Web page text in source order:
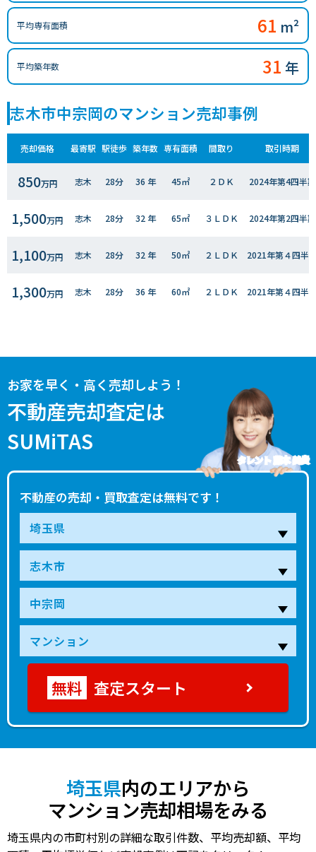
平均専有面積 61 m²
平均築年数 31 年
志木市中宗岡のマンション売却事例
売却価格 最寄駅 駅徒歩 築年数 専有面積 間取り 取引時期
850万円 志木 28分 36 年 45㎡ ２ＤＫ 2024年第4四半期
1,500万円 志木 28分 32 年 65㎡ ３ＬＤＫ 2024年第2四半期
1,100万円 志木 28分 32 年 50㎡ ２ＬＤＫ 2021年第４四半
1,300万円 志木 28分 36 年 60㎡ ２ＬＤＫ 2021年第４四半
お家を早く・高く売却しよう！
不動産売却査定は
SUMiTAS
不動産の売却・買取査定は無料です！
タレント 藤本 美貴
査定スタート
埼玉県内のエリアから
マンション売却相場をみる
埼玉県内の市町村別の詳細な取引件数、平均売却額、平均